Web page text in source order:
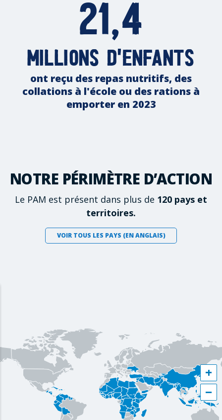
21,4
millions d'enfants
ont reçu des repas nutritifs, des
collations à l'école ou des rations à
emporter en 2023
NOTRE PÉRIMÈTRE D’ACTION
Le PAM est présent dans plus de 120 pays et
territoires.
VOIR TOUS LES PAYS (EN ANGLAIS)
+
−